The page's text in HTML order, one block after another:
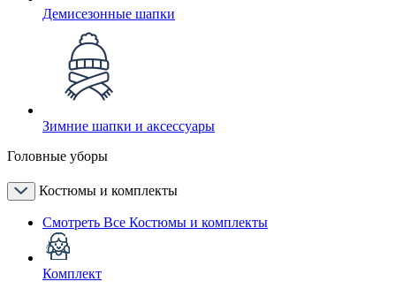
Демисезонные шапки
Зимние шапки и аксессуары
Головные уборы
Костюмы и комплекты
Смотреть Все Костюмы и комплекты
Комплект